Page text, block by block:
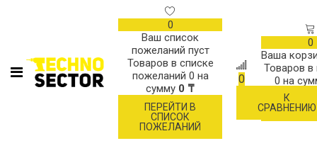
0
Ваш список
пожеланий пуст
Товаров в списке
пожеланий 0 на
сумму 0 ₸
ПЕРЕЙТИ В
СПИСОК
ПОЖЕЛАНИЙ
0
К
СРАВНЕНИЮ
0
Ваша
Товаров в
0 на